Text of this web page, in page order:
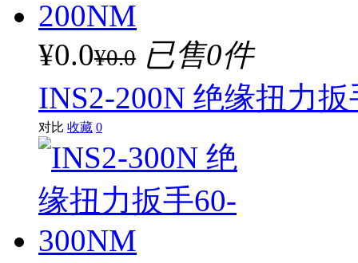
¥0.0¥0.0 已售0件
INS2-200N 绝缘扭力
对比 收藏 0